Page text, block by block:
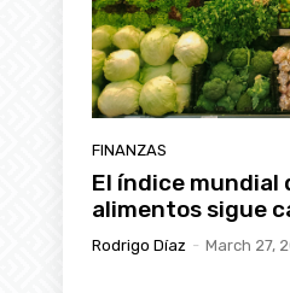
FINANZAS
El índice mundial
alimentos sigue
Rodrigo Díaz - March 27,